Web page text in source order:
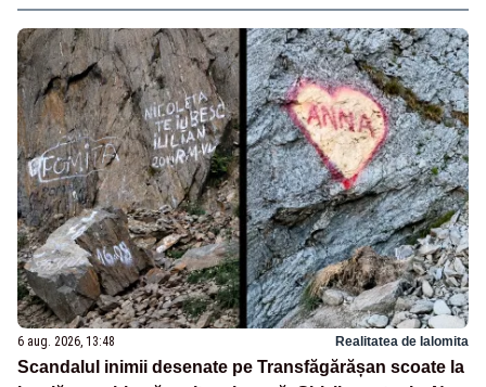
6 aug. 2026, 13:48 Realitatea de Ialomita
Scandalul inimii desenate pe Transfăgărășan scoate la